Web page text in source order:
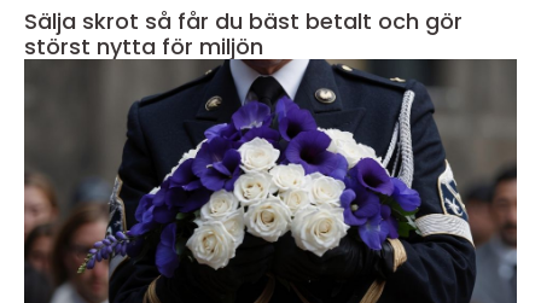
Sälja skrot så får du bäst betalt och gör
störst nytta för miljön